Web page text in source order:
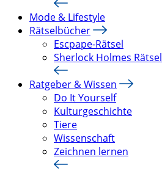
Mode & Lifestyle
Rätselbücher
Escpape-Rätsel
Sherlock Holmes Rätsel
Ratgeber & Wissen
Do It Yourself
Kulturgeschichte
Tiere
Wissenschaft
Zeichnen lernen